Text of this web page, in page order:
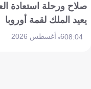
صلاح ورحلة استعادة
يعيد الملك لقمة أوروبا
08:046 أغسطس 2026